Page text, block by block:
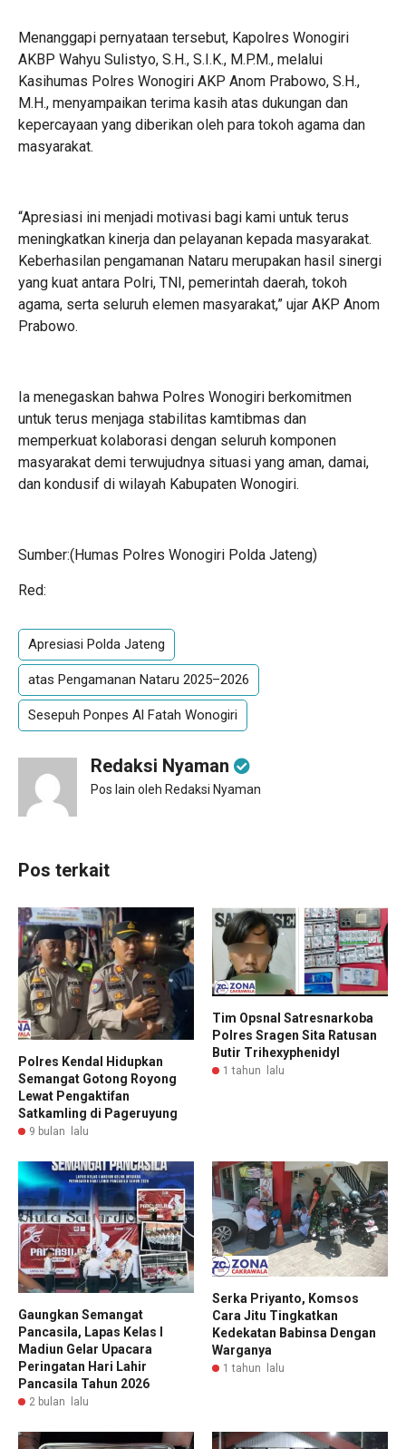
Menanggapi pernyataan tersebut, Kapolres Wonogiri
AKBP Wahyu Sulistyo, S.H., S.I.K., M.P.M., melalui
Kasihumas Polres Wonogiri AKP Anom Prabowo, S.H.,
M.H., menyampaikan terima kasih atas dukungan dan
kepercayaan yang diberikan oleh para tokoh agama dan
masyarakat.
“Apresiasi ini menjadi motivasi bagi kami untuk terus
meningkatkan kinerja dan pelayanan kepada masyarakat.
Keberhasilan pengamanan Nataru merupakan hasil sinergi
yang kuat antara Polri, TNI, pemerintah daerah, tokoh
agama, serta seluruh elemen masyarakat,” ujar AKP Anom
Prabowo.
Ia menegaskan bahwa Polres Wonogiri berkomitmen
untuk terus menjaga stabilitas kamtibmas dan
memperkuat kolaborasi dengan seluruh komponen
masyarakat demi terwujudnya situasi yang aman, damai,
dan kondusif di wilayah Kabupaten Wonogiri.
Sumber:(Humas Polres Wonogiri Polda Jateng)
Red:
Apresiasi Polda Jateng
atas Pengamanan Nataru 2025–2026
Sesepuh Ponpes Al Fatah Wonogiri
Redaksi Nyaman
Pos lain oleh Redaksi Nyaman
Pos terkait
Polres Kendal Hidupkan
Semangat Gotong Royong
Lewat Pengaktifan
Satkamling di Pageruyung
9 bulan lalu
Tim Opsnal Satresnarkoba
Polres Sragen Sita Ratusan
Butir Trihexyphenidyl
1 tahun lalu
Gaungkan Semangat
Pancasila, Lapas Kelas I
Madiun Gelar Upacara
Peringatan Hari Lahir
Pancasila Tahun 2026
2 bulan lalu
Serka Priyanto, Komsos
Cara Jitu Tingkatkan
Kedekatan Babinsa Dengan
Warganya
1 tahun lalu